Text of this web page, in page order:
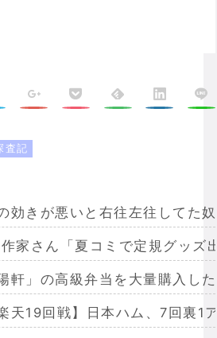
査記
効きが悪いと右往左往してた
作家さん「夏コミで定規グッ
軒」の高級弁当を大量購入し
天19回戦】日本ハム、7回裏